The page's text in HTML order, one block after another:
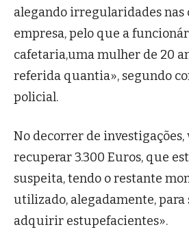
alegando irregularidades nas
empresa, pelo que a
cafetaria,uma mulher de 20
referida quantia», segundo
policial.
No decorrer de investigações,
recuperar 3.300 Euros, que
suspeita, tendo o restante
utilizado, alegadamente, para
adquirir estupefacientes».